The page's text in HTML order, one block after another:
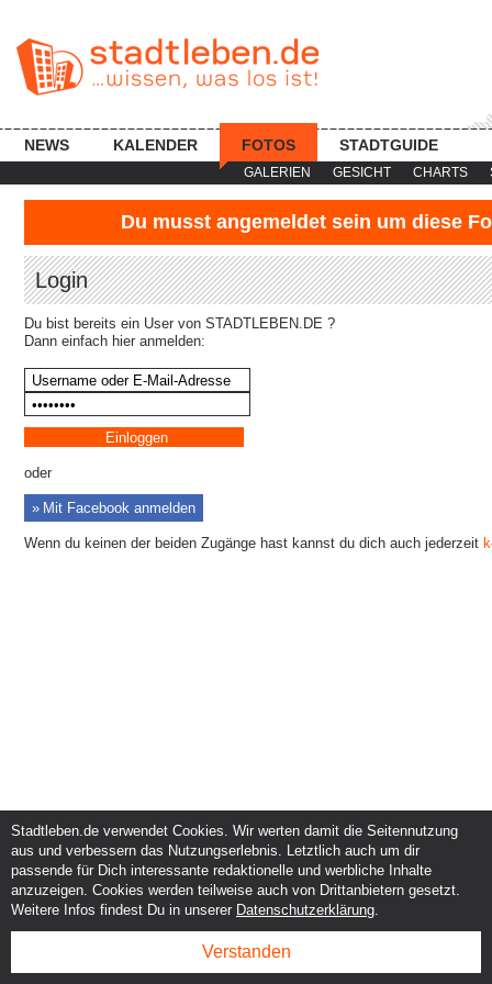
GALERIEN GESICHT CHARTS
NEWS KALENDER FOTOS STADTGUIDE
Du musst angemeldet sein um diese
Login
Du bist bereits ein User von STADTLEBEN.DE ?
Dann einfach hier anmelden:
oder
Mit Facebook anmelden
Wenn du keinen der beiden Zugänge hast kannst du dich auch jederzeit
Service und Support
Kontakt
Hilfe
Instagram
Facebook
Kunden und Partner
Events eintragen
Werbung & Promotion
Eventplanung & Ausrichtung
Dienstleistungen
Stadtleben.de verwendet Cookies. Wir werten damit die Seitennutzung
aus und verbessern das Nutzungserlebnis. Letztlich auch um dir
passende für Dich interessante redaktionelle und werbliche Inhalte
anzuzeigen. Cookies werden teilweise auch von Drittanbietern gesetzt.
Weitere Infos findest Du in unserer Datenschutzerklärung.
Verstanden